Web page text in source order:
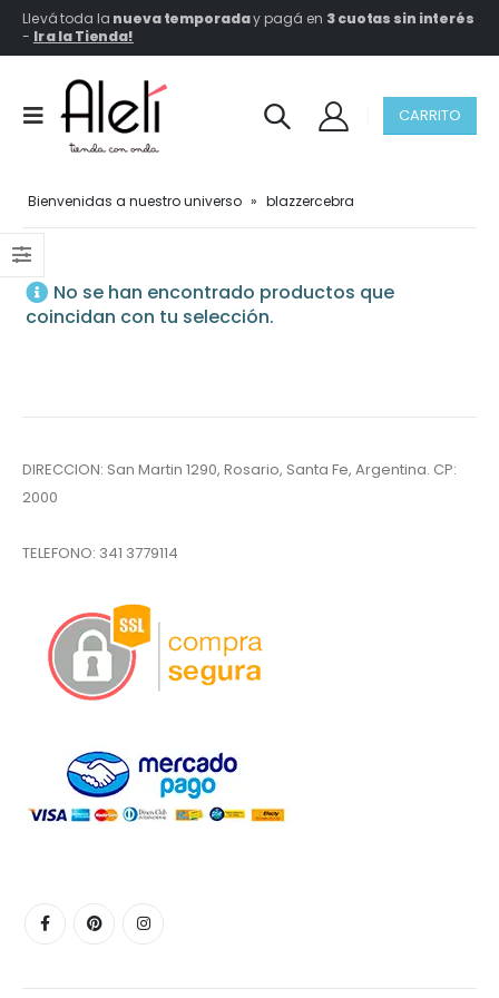
Llevá toda la nueva temporaday pagá en 3 cuotas sin interés
- Ir a la Tienda!
CARRITO
Bienvenidas a nuestro universo » blazzercebra
No se han encontrado productos que
coincidan con tu selección.
DIRECCION: San Martin 1290, Rosario, Santa Fe, Argentina. CP:
2000
TELEFONO: 341 3779114